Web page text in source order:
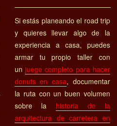
Si estás planeando el road trip
y quieres llevar algo de la
experiencia a casa, puedes
armar tu propio taller con
un juego completo para hacer
donuts en casa, documentar
la ruta con un buen volumen
sobre la historia de la
arquitectura de carretera en